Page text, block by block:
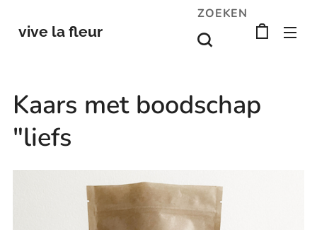
vive la fleur
ZOEKEN
Kaars met boodschap
"liefs